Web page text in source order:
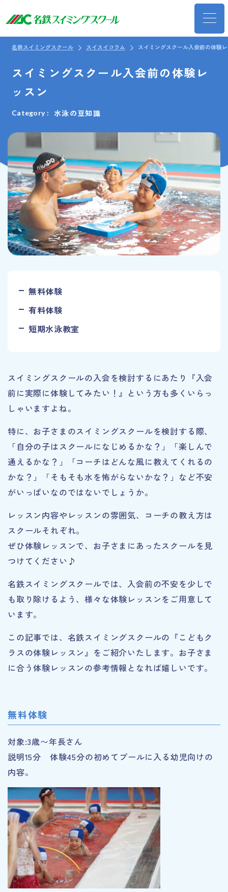
名鉄スイミングスクール スイスイコラム スイミングスクール入会前の体験
スイミングスクール入会前の体験レ
ッスン
Category : 水泳の豆知識
無料体験
有料体験
短期水泳教室
スイミングスクールの入会を検討するにあたり『入会
前に実際に体験してみたい！』という方も多くいらっ
しゃいますよね。
特に、お子さまのスイミングスクールを検討する際、
「自分の子はスクールになじめるかな？」「楽しんで
通えるかな？」「コーチはどんな風に教えてくれるの
かな？」「そもそも水を怖がらないかな？」など不安
がいっぱいなのではないでしょうか。
レッスン内容やレッスンの雰囲気、コーチの教え方は
スクールそれぞれ。
ぜひ体験レッスンで、お子さまにあったスクールを見
つけてください♪
名鉄スイミングスクールでは、入会前の不安を少しで
も取り除けるよう、様々な体験レッスンをご用意して
います。
この記事では、名鉄スイミングスクールの『こどもク
ラスの体験レッスン』をご紹介いたします。お子さま
に合う体験レッスンの参考情報となれば嬉しいです。
無料体験
対象:3歳〜年長さん
説明15分 体験45分の初めてプールに入る幼児向けの
内容。